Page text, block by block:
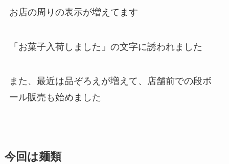
お店の周りの表示が増えてます
「お菓子入荷しました」の文字に誘われました
また、最近は品ぞろえが増えて、店舗前での段ボ
ール販売も始めました
今回は麺類